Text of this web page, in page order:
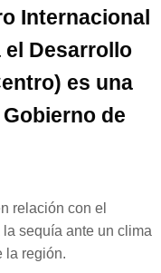
Internacional
el Desarrollo
es una
de
relación con el
sequía ante un clima
la región.